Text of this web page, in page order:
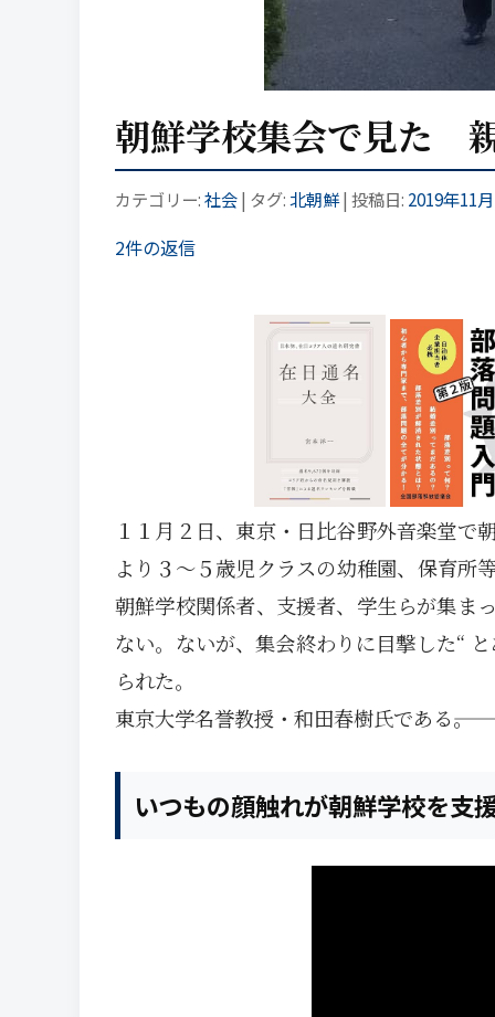
朝鮮学校集会で見た
カテゴリー:社会| タグ:北朝鮮| 投稿日: 2019年11
2件の返信
１１月２日、東京・日比谷野外音楽堂で
より３～５歳児クラスの幼稚園、保育所
朝鮮学校関係者、支援者、学生らが集ま
ない。ないが、集会終わりに目撃した“
られた。
東京大学名誉教授・和田春樹氏である―――。
いつもの顔触れが朝鮮学校を支